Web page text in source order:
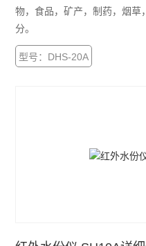
物，食品，矿产，制药，烟草
分。
型号：DHS-20A